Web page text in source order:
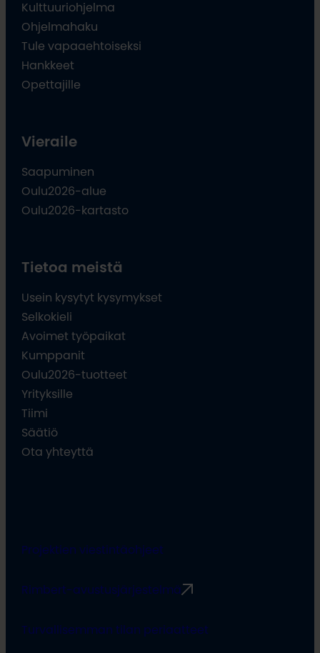
Kulttuuriohjelma
Ohjelmahaku
Tule vapaaehtoiseksi
Hankkeet
Opettajille
Vieraile
Saapuminen
Oulu2026-alue
Oulu2026-kartasto
Tietoa meistä
Usein kysytyt kysymykset
Selkokieli
Avoimet työpaikat
Kumppanit
Oulu2026-tuotteet
Yrityksille
Tiimi
Säätiö
Ota yhteyttä
Projektien viestintäohjeet
Rimbert-avustusjärjestelmä
Turvallisemman tilan periaatteet